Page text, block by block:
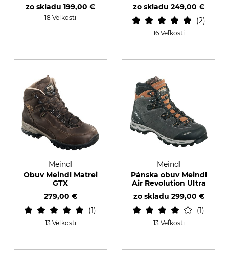
zo skladu 199,00 €
18 Veľkosti
zo skladu 249,00 €
2
16 Veľkosti
Meindl
Obuv Meindl Matrei
GTX
279,00 €
1
13 Veľkosti
Meindl
Pánska obuv Meindl
Air Revolution Ultra
zo skladu 299,00 €
1
13 Veľkosti